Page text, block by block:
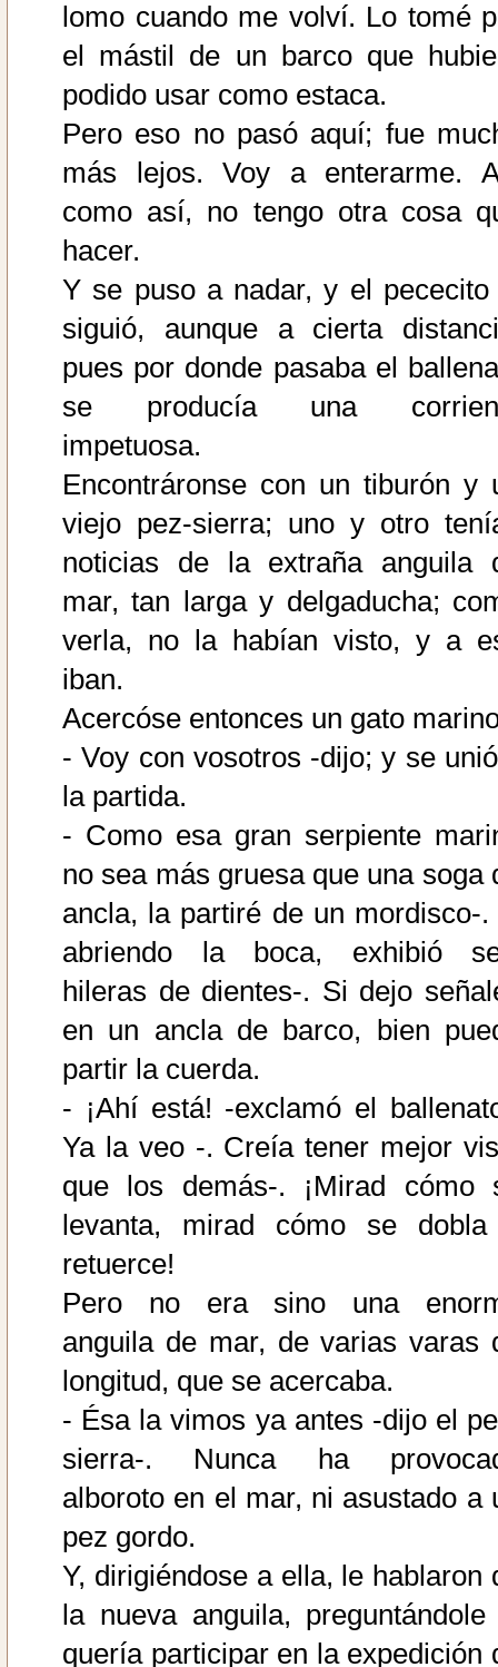
lomo cuando me volví. Lo tomé
el mástil de un barco que
podido usar como estaca.
Pero eso no pasó aquí; fue
más lejos. Voy a enterarme.
como así, no tengo otra cosa
hacer.
Y se puso a nadar, y el pececito
siguió, aunque a cierta
pues por donde pasaba el
se producía una
impetuosa.
Encontráronse con un tiburón y
viejo pez-sierra; uno y otro
noticias de la extraña anguila
mar, tan larga y delgaducha;
verla, no la habían visto, y a
iban.
Acercóse entonces un gato
- Voy con vosotros -dijo; y se
la partida.
- Como esa gran serpiente
no sea más gruesa que una soga
ancla, la partiré de un mordisco-.
abriendo la boca, exhibió
hileras de dientes-. Si dejo
en un ancla de barco, bien
partir la cuerda.
- ¡Ahí está! -exclamó el
Ya la veo -. Creía tener mejor
que los demás-. ¡Mirad cómo
levanta, mirad cómo se
retuerce!
Pero no era sino una
anguila de mar, de varias varas
longitud, que se acercaba.
- Ésa la vimos ya antes -dijo el
sierra-. Nunca ha
alboroto en el mar, ni asustado a
pez gordo.
Y, dirigiéndose a ella, le hablaron
la nueva anguila,
quería participar en la expedición